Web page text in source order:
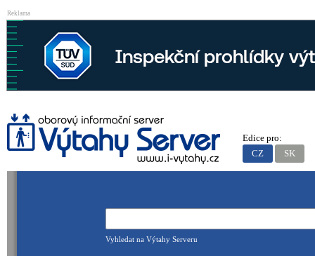
Reklama
Vyhledat na Výtahy Serveru
Edice pro:
CZ
SK